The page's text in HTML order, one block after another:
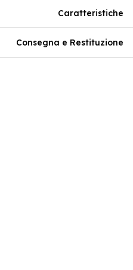
Caratteristiche
Consegna e Restituzione